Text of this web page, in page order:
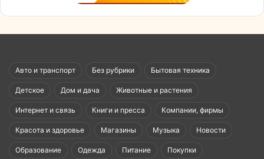
Авто и транспорт Без рубрики Бытовая техника
Детское Дом и дача Животные и растения
Интернет и связь Книги и пресса Компании, фирмы
Красота и здоровье Магазины Музыка Новости
Образование Одежда Питание Покупки